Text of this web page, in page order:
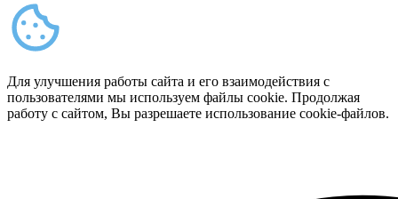
Для улучшения работы сайта и его взаимодействия с
пользователями мы используем файлы cookie. Продолжая
работу с сайтом, Вы разрешаете использование cookie-файлов.